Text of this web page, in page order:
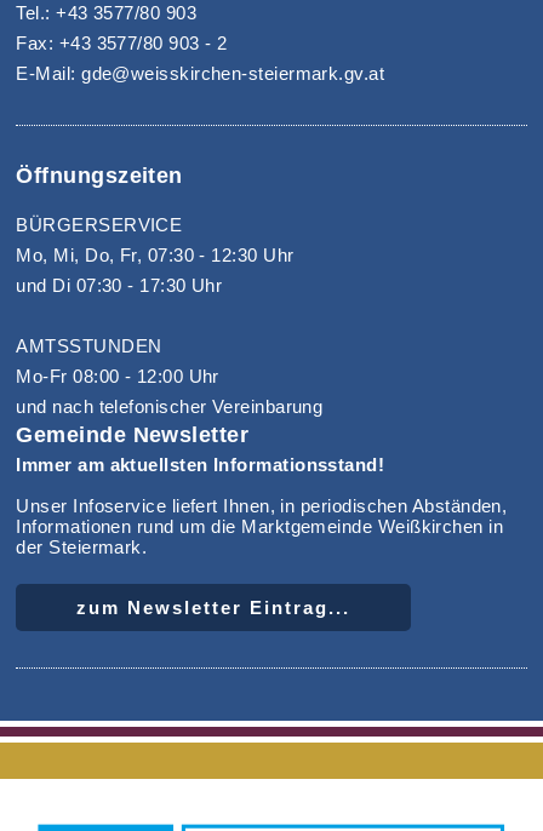
Tel.: +43 3577/80 903
Fax: +43 3577/80 903 - 2
E-Mail: gde@weisskirchen-steiermark.gv.at
Öffnungszeiten
BÜRGERSERVICE
Mo, Mi, Do, Fr, 07:30 - 12:30 Uhr
und Di 07:30 - 17:30 Uhr
AMTSSTUNDEN
Mo-Fr 08:00 - 12:00 Uhr
und nach telefonischer Vereinbarung
Gemeinde Newsletter
Immer am aktuellsten Informationsstand!
Unser Infoservice liefert Ihnen, in periodischen Abständen,
Informationen rund um die Marktgemeinde Weißkirchen in
der Steiermark.
zum Newsletter Eintrag...